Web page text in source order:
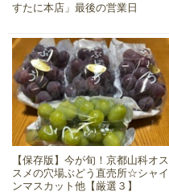
すたに本店」最後の営業日
【保存版】今が旬！京都山科オス
スメの穴場ぶどう直売所☆シャイ
ンマスカット他【厳選３】